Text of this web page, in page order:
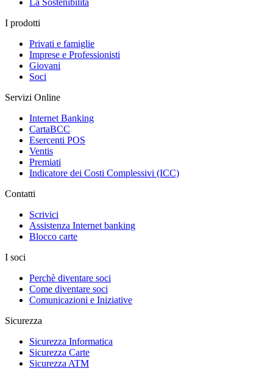
I prodotti
Privati e famiglie
Imprese e Professionisti
Giovani
Soci
Servizi Online
Internet Banking
CartaBCC
Esercenti POS
Ventis
Premiati
Indicatore dei Costi Complessivi (ICC)
Contatti
Scrivici
Assistenza Internet banking
Blocco carte
I soci
Perchè diventare soci
Come diventare soci
Comunicazioni e Iniziative
Sicurezza
Sicurezza Informatica
Sicurezza Carte
Sicurezza ATM